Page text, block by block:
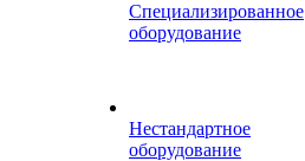
Специализированное
оборудование
Нестандартное
оборудование